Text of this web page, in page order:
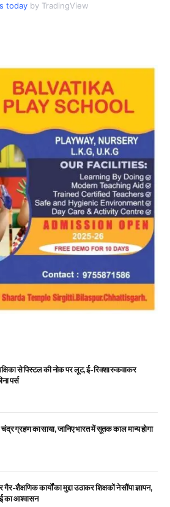
today by TradingView
से पिस्टल की नोक पर लूट, ई-रिक्शा रुकवाकर
पर्स
चंद्र ग्रहण का साया, जानिए भारत में सूतक काल मान्य होगा
शैक्षणिक कार्यों का मुद्दा उठाकर शिक्षकों ने सौंपा ज्ञापन,
का आश्वासन